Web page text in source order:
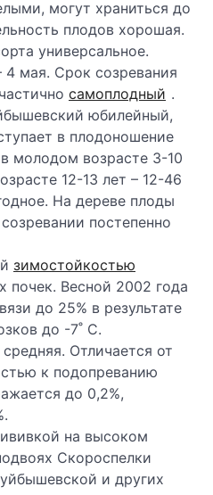
могут храниться до
плодов хорошая.
универсальное.
4 мая. Срок созревания
самоплодный .
юбилейный,
в плодоношение
молодом возрасте 3-10
12-13 лет – 12-46
На дереве плоды
постепенно
зимостойкостью
почек. Весной 2002 года
до 25% в результате
до -7˚ С.
Отличается от
к подопреванию
до 0,2%,
на высоком
Скороспелки
и других